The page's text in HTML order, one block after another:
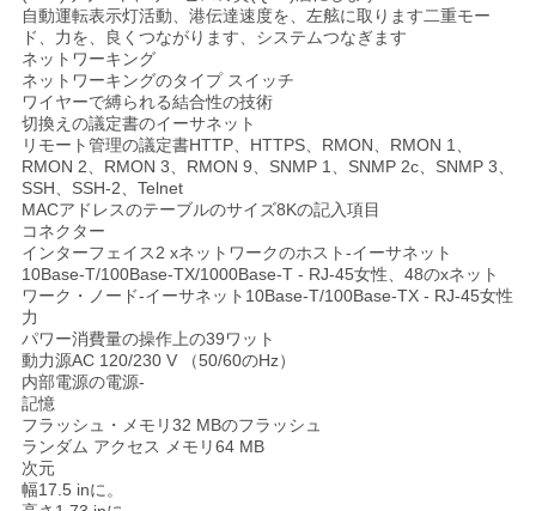
SITEMAP
プ
ラ
イ
バ
シ
ー
ポ
リ
自動運転表示灯活動、港伝達速度を、左舷に取ります二重モー
ド、力を、良くつながります、システムつなぎます
ネットワーキング
ネットワーキングのタイプ スイッチ
ワイヤーで縛られる結合性の技術
切換えの議定書のイーサネット
リモート管理の議定書HTTP、HTTPS、RMON、RMON 1、
RMON 2、RMON 3、RMON 9、SNMP 1、SNMP 2c、SNMP 3、
SSH、SSH-2、Telnet
MACアドレスのテーブルのサイズ8Kの記入項目
コネクター
インターフェイス2 xネットワークのホスト-イーサネット
10Base-T/100Base-TX/1000Base-T - RJ-45女性、48のxネット
ワーク・ノード-イーサネット10Base-T/100Base-TX - RJ-45女性
力
パワー消費量の操作上の39ワット
動力源AC 120/230 V （50/60のHz）
内部電源の電源-
記憶
フラッシュ・メモリ32 MBのフラッシュ
ランダム アクセス メモリ64 MB
次元
幅17.5 inに。